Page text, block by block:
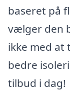
baseret på
vælger den
ikke med at
bedre
tilbud i dag!